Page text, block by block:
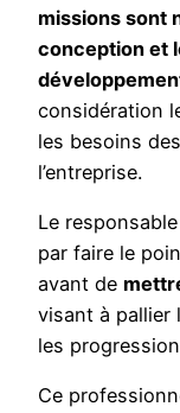
missions sont
conception et
considération
les besoins
l’entreprise.
Le
par faire le
avant de
visant à pallier
les
Ce